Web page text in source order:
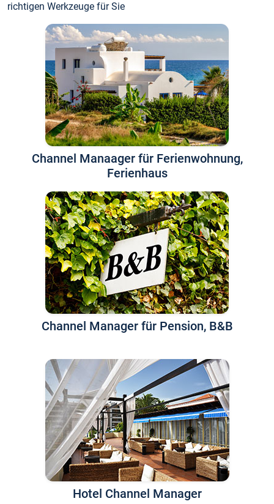
richtigen Werkzeuge für Sie
Channel Manaager für Ferienwohnung,
Ferienhaus
Channel Manager für Pension, B&B
Hotel Channel Manager